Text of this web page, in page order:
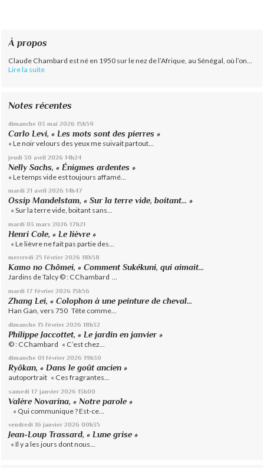
À propos
Claude Chambard est né en 1950 sur le nez de l’Afrique, au Sénégal, où l’on...
Lire la suite
Notes récentes
dimanche 03 mai 2026 15h59
Carlo Levi, « Les mots sont des pierres »
« Le noir velours des yeux me suivait partout...
jeudi 30 avril 2026 14h24
Nelly Sachs, « Énigmes ardentes »
« Le temps vide est toujours affamé...
mardi 21 avril 2026 14h47
Ossip Mandelstam, « Sur la terre vide, boitant… »
« Sur la terre vide, boitant sans...
mardi 03 mars 2026 17h21
Henri Cole, « Le lièvre »
« Le lièvre ne fait pas partie des...
mercredi 25 février 2026 18h58
Kamo no Chômei, « Comment Sukékuni, qui aimait...
Jardins de Talcy © : CChambard ...
mardi 17 février 2026 15h56
Zhang Lei, « Colophon à une peinture de cheval...
Han Gan, vers 750 Tête comme...
dimanche 15 février 2026 18h32
Philippe Jaccottet, « Le jardin en janvier »
© : CChambard « C’est chez...
dimanche 01 février 2026 19h30
Ryôkan, « Dans le goût ancien »
autoportrait « Ces fragrantes...
samedi 17 janvier 2026 13h00
Valère Novarina, « Notre parole »
« Qui communique ? Est-ce...
vendredi 16 janvier 2026 00h35
Jean-Loup Trassard, « Lune grise »
« Il y a les jours dont nous...